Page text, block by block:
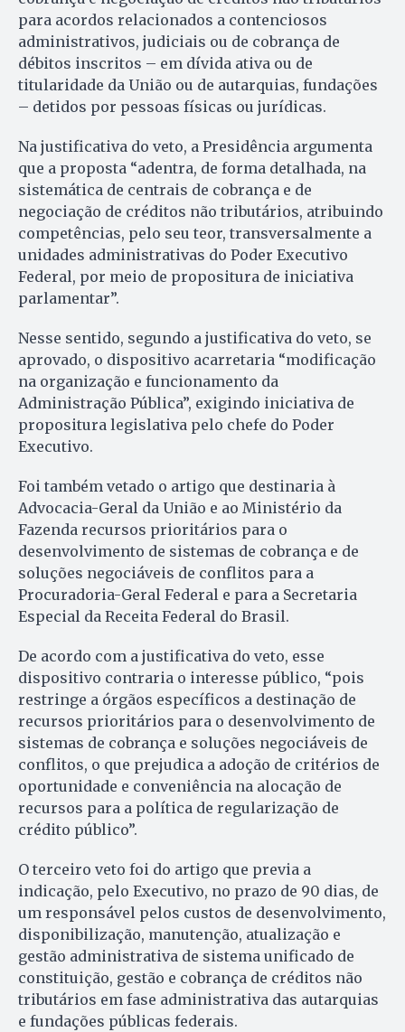
para acordos relacionados a contenciosos
administrativos, judiciais ou de cobrança de
débitos inscritos – em dívida ativa ou de
titularidade da União ou de autarquias, fundações
– detidos por pessoas físicas ou jurídicas.
Na justificativa do veto, a Presidência argumenta
que a proposta “adentra, de forma detalhada, na
sistemática de centrais de cobrança e de
negociação de créditos não tributários, atribuindo
competências, pelo seu teor, transversalmente a
unidades administrativas do Poder Executivo
Federal, por meio de propositura de iniciativa
parlamentar”.
Nesse sentido, segundo a justificativa do veto, se
aprovado, o dispositivo acarretaria “modificação
na organização e funcionamento da
Administração Pública”, exigindo iniciativa de
propositura legislativa pelo chefe do Poder
Executivo.
Foi também vetado o artigo que destinaria à
Advocacia-Geral da União e ao Ministério da
Fazenda recursos prioritários para o
desenvolvimento de sistemas de cobrança e de
soluções negociáveis de conflitos para a
Procuradoria-Geral Federal e para a Secretaria
Especial da Receita Federal do Brasil.
De acordo com a justificativa do veto, esse
dispositivo contraria o interesse público, “pois
restringe a órgãos específicos a destinação de
recursos prioritários para o desenvolvimento de
sistemas de cobrança e soluções negociáveis de
conflitos, o que prejudica a adoção de critérios de
oportunidade e conveniência na alocação de
recursos para a política de regularização de
crédito público”.
O terceiro veto foi do artigo que previa a
indicação, pelo Executivo, no prazo de 90 dias, de
um responsável pelos custos de desenvolvimento,
disponibilização, manutenção, atualização e
gestão administrativa de sistema unificado de
constituição, gestão e cobrança de créditos não
tributários em fase administrativa das autarquias
e fundações públicas federais.